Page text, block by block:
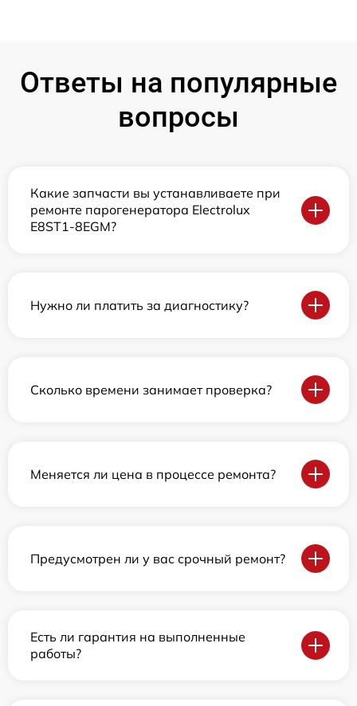
Ответы на популярные
вопросы
Какие запчасти вы устанавливаете при
ремонте парогенератора Electrolux
E8ST1-8EGM?
Нужно ли платить за диагностику?
Сколько времени занимает проверка?
Меняется ли цена в процессе ремонта?
Предусмотрен ли у вас срочный ремонт?
Есть ли гарантия на выполненные
работы?